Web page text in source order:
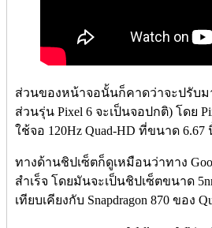
ส่วนของหน้าจอนั้นก็คาดว่าจะปรับม
ส่วนรุ่น Pixel 6 จะเป็นจอปกติ) โดย
ใช้จอ 120Hz Quad-HD ที่ขนาด 6.67
ทางด้านชิปเซ็ตก็ดูเหมือนว่าทาง
สำเร็จ โดยมันจะเป็นชิปเซ็ตขนาด
เทียบเคียงกับ Snapdragon 870 ของ